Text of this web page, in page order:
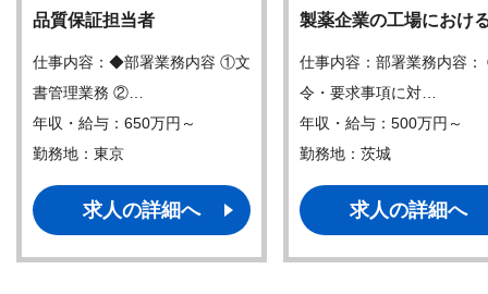
品質保証担当者
仕事内容：◆部署業務内容 ①文
書管理業務 ②…
年収・給与：650万円～
勤務地：東京
求人の詳細へ
製薬企業の工場におけ
仕事内容：部署業務内容
令・要求事項に対…
年収・給与：500万円～
勤務地：茨城
求人の詳細へ